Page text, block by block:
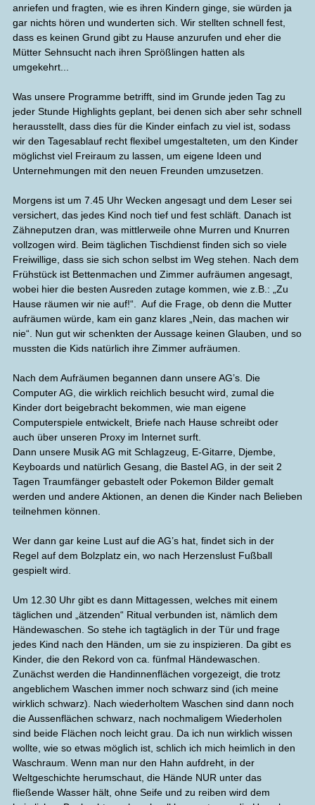
anriefen und fragten, wie es ihren Kindern ginge, sie würden ja
gar nichts hören und wunderten sich. Wir stellten schnell fest,
dass es keinen Grund gibt zu Hause anzurufen und eher die
Mütter Sehnsucht nach ihren Sprößlingen hatten als
umgekehrt...
Was unsere Programme betrifft, sind im Grunde jeden Tag zu
jeder Stunde Highlights geplant, bei denen sich aber sehr schnell
herausstellt, dass dies für die Kinder einfach zu viel ist, sodass
wir den Tagesablauf recht flexibel umgestalteten, um den Kinder
möglichst viel Freiraum zu lassen, um eigene Ideen und
Unternehmungen mit den neuen Freunden umzusetzen.
Morgens ist um 7.45 Uhr Wecken angesagt und dem Leser sei
versichert, das jedes Kind noch tief und fest schläft. Danach ist
Zähneputzen dran, was mittlerweile ohne Murren und Knurren
vollzogen wird. Beim täglichen Tischdienst finden sich so viele
Freiwillige, dass sie sich schon selbst im Weg stehen. Nach dem
Frühstück ist Bettenmachen und Zimmer aufräumen angesagt,
wobei hier die besten Ausreden zutage kommen, wie z.B.: „Zu
Hause räumen wir nie auf!“. Auf die Frage, ob denn die Mutter
aufräumen würde, kam ein ganz klares „Nein, das machen wir
nie“. Nun gut wir schenkten der Aussage keinen Glauben, und so
mussten die Kids natürlich ihre Zimmer aufräumen.
Nach dem Aufräumen begannen dann unsere AG’s. Die
Computer AG, die wirklich reichlich besucht wird, zumal die
Kinder dort beigebracht bekommen, wie man eigene
Computerspiele entwickelt, Briefe nach Hause schreibt oder
auch über unseren Proxy im Internet surft.
Dann unsere Musik AG mit Schlagzeug, E-Gitarre, Djembe,
Keyboards und natürlich Gesang, die Bastel AG, in der seit 2
Tagen Traumfänger gebastelt oder Pokemon Bilder gemalt
werden und andere Aktionen, an denen die Kinder nach Belieben
teilnehmen können.
Wer dann gar keine Lust auf die AG’s hat, findet sich in der
Regel auf dem Bolzplatz ein, wo nach Herzenslust Fußball
gespielt wird.
Um 12.30 Uhr gibt es dann Mittagessen, welches mit einem
täglichen und „ätzenden“ Ritual verbunden ist, nämlich dem
Händewaschen. So stehe ich tagtäglich in der Tür und frage
jedes Kind nach den Händen, um sie zu inspizieren. Da gibt es
Kinder, die den Rekord von ca. fünfmal Händewaschen.
Zunächst werden die Handinnenflächen vorgezeigt, die trotz
angeblichem Waschen immer noch schwarz sind (ich meine
wirklich schwarz). Nach wiederholtem Waschen sind dann noch
die Aussenflächen schwarz, nach nochmaligem Wiederholen
sind beide Flächen noch leicht grau. Da ich nun wirklich wissen
wollte, wie so etwas möglich ist, schlich ich mich heimlich in den
Waschraum. Wenn man nur den Hahn aufdreht, in der
Weltgeschichte herumschaut, die Hände NUR unter das
fließende Wasser hält, ohne Seife und zu reiben wird dem